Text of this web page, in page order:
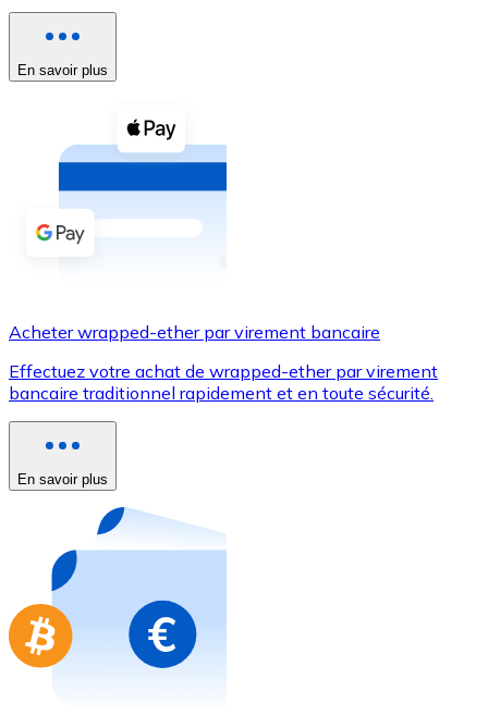
Voir toutes
Coupons crypto
Achetez des cryptomonnaies en espèces et d'autres
Acheter avec espèces
Virement SEPA
Utilisez les cartes Visa et Mastercard pour acheter
Acheter avec carte
Nouveau
Achetez des cartes-cadeaux de vos marques
Aller à la boutique de cartes-cadeaux
En savoir plus
Acheter wrapped-ether par virement bancaire
Effectuez votre achat de wrapped-ether par virement
bancaire traditionnel rapidement et en toute sécurité.
En savoir plus